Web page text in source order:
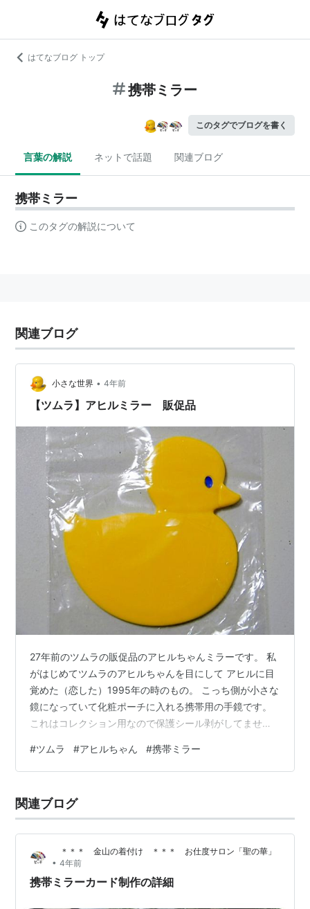
はてなブログ トップ
携帯ミラー
このタグでブログを書く
言葉の解説 ネットで話題 関連ブログ
携帯ミラー
このタグの解説について
関連ブログ
小さな世界 • 4年前
【ツムラ】アヒルミラー 販促品
27年前のツムラの販促品のアヒルちゃんミラーです。 私
がはじめてツムラのアヒルちゃんを目にして アヒルに目
覚めた（恋した）1995年の時のもの。 こっち側が小さな
鏡になっていて化粧ポーチに入れる携帯用の手鏡です。
これはコレクション用なので保護シール剥がしてません
熱しやすく冷めやすい性格で飽き性の私が 27年経っても
まだアヒルちゃんへの愛が続いてるというのは 自分でも
#ツムラ #アヒルちゃん #携帯ミラー
関連ブログ
＊＊＊ 金山の着付け ＊＊＊ お仕度サロン「聖の華」
• 4年前
携帯ミラーカード制作の詳細